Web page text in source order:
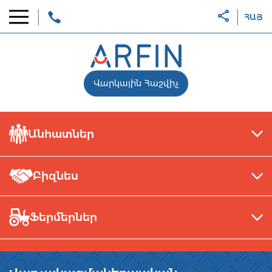
ՀԱՅ
Վարկային Հաշվիչ
Անհատներ
Բիզնես
Ֆերմերներ